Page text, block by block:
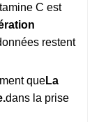
C est
restent
queLa
dans la prise